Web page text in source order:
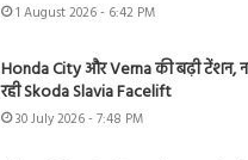
1 August 2026 - 6:42 PM
Honda City और Verna की बढ़ी टेंशन,
रही Skoda Slavia Facelift
30 July 2026 - 7:48 PM